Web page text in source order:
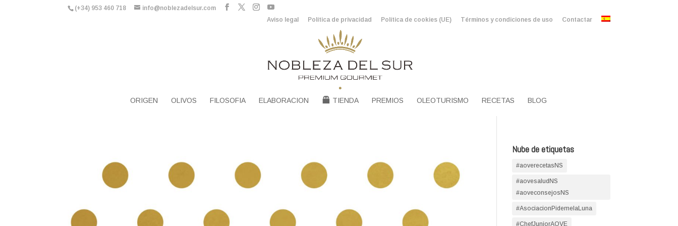
(+34) 953 460 718
info@noblezadelsur.com
Aviso legal
Política de privacidad Política de cookies (UE) Términos y condiciones de uso Contactar
ORIGEN OLIVOS FILOSOFIA ELABORACION TIENDA PREMIOS OLEOTURISMO RECETAS BLOG
Nube de etiquetas
#aoverecetasNS
#aovesaludNS
#aoveconsejosNS
#AsociacionPidemelaLuna
#ChefJuniorAOVE